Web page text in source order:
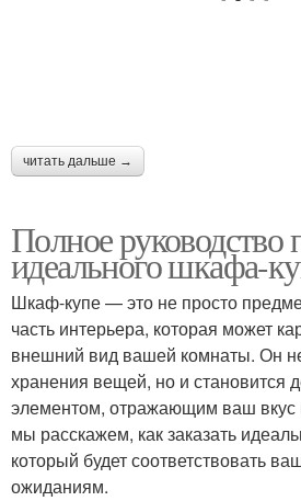
читать дальше →
Полное руководство
идеального шкафа-
Шкаф-купе — это не просто
часть интерьера, которая может
внешний вид вашей комнаты. Он
хранения вещей, но и становится
элементом, отражающим ваш вкус
мы расскажем, как заказать
который будет соответствовать
ожиданиям.